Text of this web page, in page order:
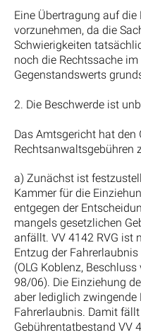
Eine Übertragung auf
vorzunehmen, da die
Schwierigkeiten
noch die Rechtssache
Gegenstandswerts
2. Die Beschwerde ist
Das Amtsgericht hat den
Rechtsanwaltsgebühren
a) Zunächst ist
Kammer für die
entgegen der
mangels gesetzlichen
anfällt. VV 4142 RVG ist
Entzug der
(OLG Koblenz,
98/06). Die Einziehung
aber lediglich zwingende
Fahrerlaubnis. Damit
Gebührentatbestand VV